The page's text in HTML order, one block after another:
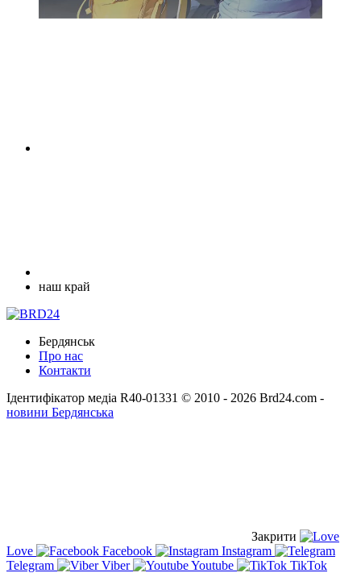
наш край
Бердянськ
Про нас
Контакти
Ідентифікатор медіа R40-01331 © 2010 - 2026 Brd24.com -
новини Бердянська
Закрити
Love
Facebook
Instagram
Telegram
Viber Youtube TikTok